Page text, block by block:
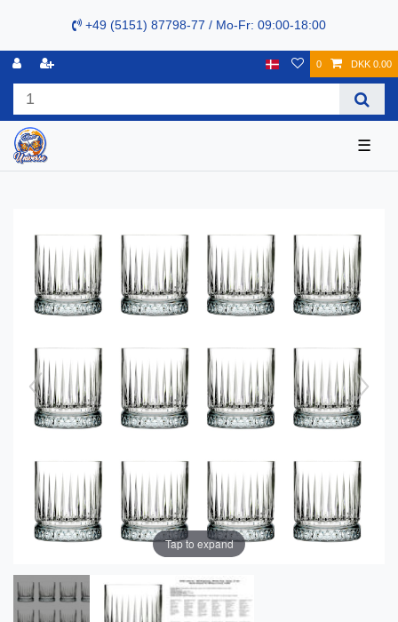
+49 (5151) 87798-77 / Mo-Fr: 09:00-18:00
0 DKK 0.00
☰
Tap to expand